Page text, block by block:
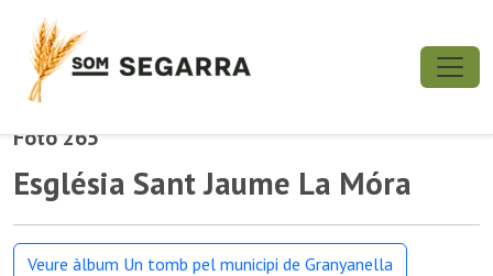
Foto 265
Església Sant Jaume La Móra
Veure àlbum Un tomb pel municipi de Granyanella